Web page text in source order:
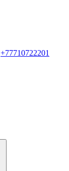
+77710722201